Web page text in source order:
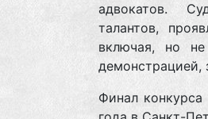
адвокатов.
талантов,
включая, но не
демонстрацией,
Финал конкурса